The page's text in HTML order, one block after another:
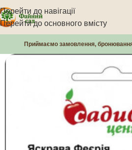
Перейти до навігації
Перейти до основного вмісту
Приймаємо замовлення,